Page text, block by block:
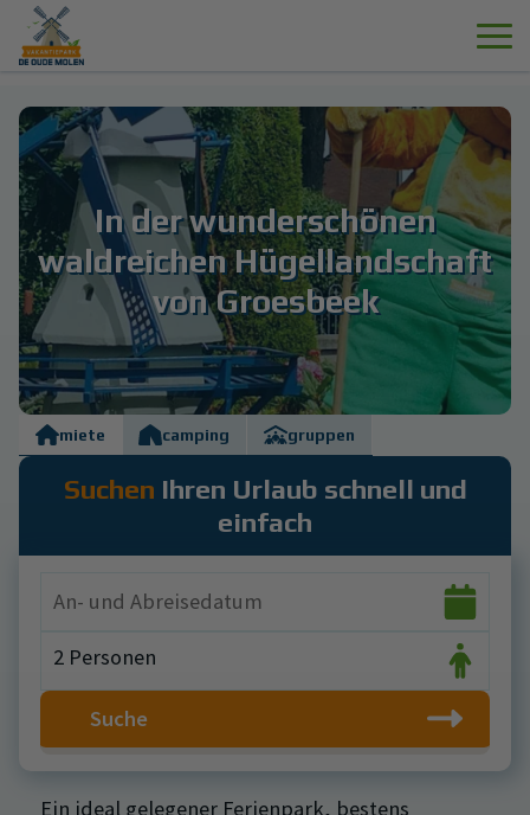
Ein ideal gelegener Ferienpark, bestens
miete camping gruppen
Suchen Ihren Urlaub schnell und
einfach
2 Personen
Suche
In derwunderschönen
waldreichen Hügellandschaft
von Groesbeek